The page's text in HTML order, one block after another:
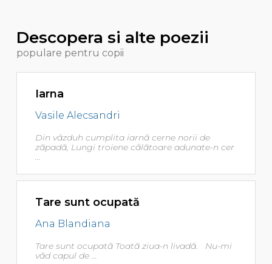
Descopera si alte poezii
populare pentru copii
Iarna
Vasile Alecsandri
Din văzduh cumplita iarnă cerne norii de
zăpadă, Lungi troiene călătoare adunate-n cer
...
Tare sunt ocupată
Ana Blandiana
Tare sunt ocupată Toată ziua-n livadă. Nu-mi
văd capul de ...